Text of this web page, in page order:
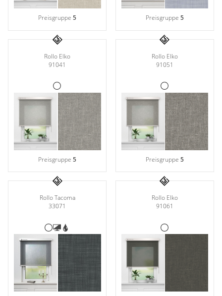
Preisgruppe5 Preisgruppe 5
Rollo Elko
91041
Preisgruppe5
Rollo Elko
91051
Preisgruppe 5
Rollo Tacoma
33071
Rollo Elko
91061